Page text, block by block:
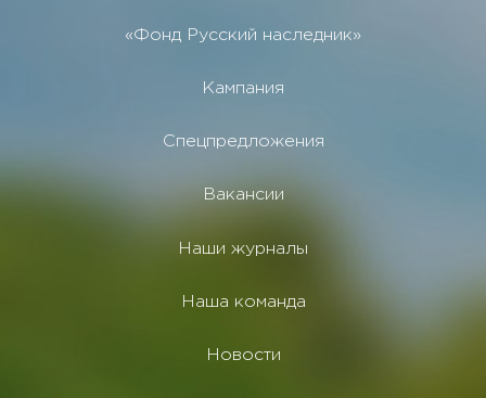
«Фонд Русский наследник»
Кампания
Спецпредложения
Вакансии
Наши журналы
Наша команда
Новости